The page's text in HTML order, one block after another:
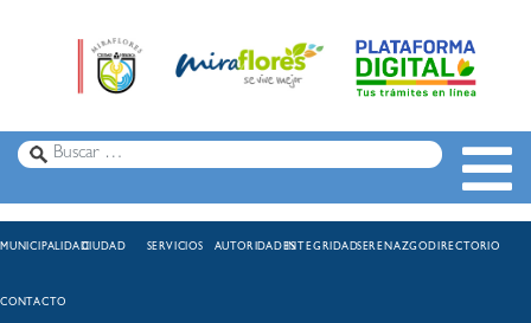
MUNICIPALIDADCIUDAD SERVICIOS AUTORIDADESINTEGRIDADSERENAZGODIRECTORIO
CONTACTO